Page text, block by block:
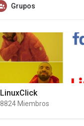
Grupos
LinuxClick
8824 Miembros